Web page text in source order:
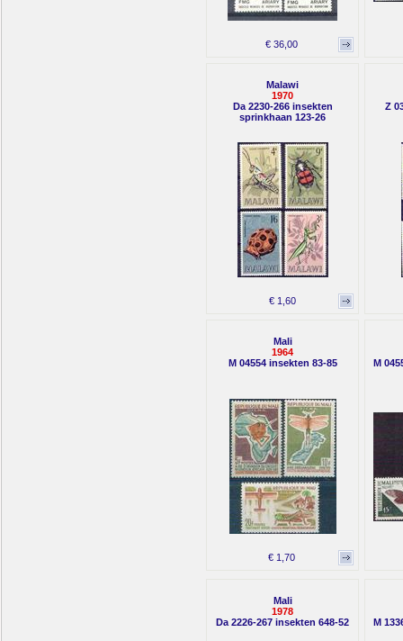
€ 36,00
Malawi
1970
Da 2230-266 insekten
sprinkhaan 123-26
€ 1,60
Z
Mali
1964
M 04554 insekten 83-85
€ 1,70
M
Mali
1978
Da 2226-267 insekten 648-52
M